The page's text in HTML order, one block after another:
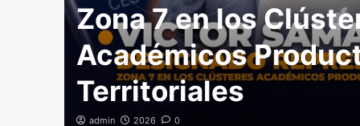
Zona 7 en los
Académicos
Territoriales
admin 2026 0